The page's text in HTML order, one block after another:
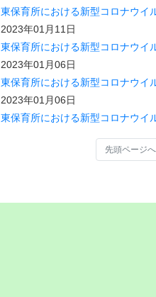
東保育所における新型コロナウイ
2023年01月11日
東保育所における新型コロナウイ
2023年01月06日
東保育所における新型コロナウイ
2023年01月06日
東保育所における新型コロナウイ
先頭ページへ